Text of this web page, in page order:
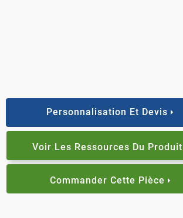
Personnalisation Et Devis
Voir Les Ressources Du Produit
Commander Cette Pièce